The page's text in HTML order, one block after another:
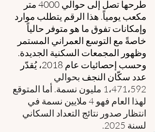
طرحها تصل إلى حوالي 4000 متر
مكعب يومياً. هذا الرقم يتطلب موارد
وإمكانات تفوق ما هو متوفر حالياً
خاصةً مع التوسع العمراني المستمر
وظهور المجمعات السكنية الجديدة.
وحسب إحصائيات عام 2018، يُقدّر
عدد سكّان النجف بحوالي
1،471،592 مليون نسمة. أما المتوقع
لهذا العام فهو 4 ملايين نسمة في
انتظار صدور نتائج التعداد السكاني
لسنة 2025.